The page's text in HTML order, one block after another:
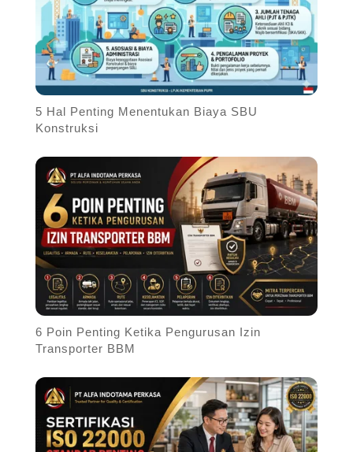
5 Hal Penting Menentukan Biaya SBU
Konstruksi
6 Poin Penting Ketika Pengurusan Izin
Transporter BBM